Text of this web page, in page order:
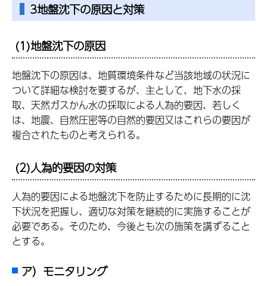
3地盤沈下の原因と対策
(1)地盤沈下の原因
地盤沈下の原因は、地質環境条件など当該地域の状況に
ついて詳細な検討を要するが、主として、地下水の採
取、天然ガスかん水の採取による人為的要因、若しく
は、地震、自然圧密等の自然的要因又はこれらの要因が
複合されたものと考えられる。
(2)人為的要因の対策
人為的要因による地盤沈下を防止するために長期的に沈
下状況を把握し、適切な対策を継続的に実施することが
必要である。そのため、今後とも次の施策を講ずること
とする。
ア）モニタリング